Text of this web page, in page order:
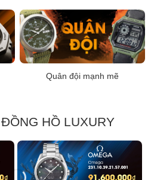
Quân đội mạnh mẽ
HỒ LUXURY